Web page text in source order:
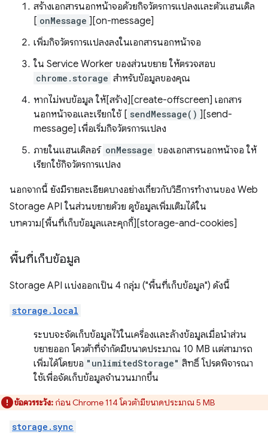
สร้างเอกสารนอกหน้าจอด้วยกิจวัตรการแปลงและตัวแฮนเดิล
[ onMessage ][on-message]
เพิ่มกิจวัตรการแปลงลงในเอกสารนอกหน้าจอ
ใน Service Worker ของส่วนขยาย ให้ตรวจสอบ
chrome.storage สำหรับข้อมูลของคุณ
หากไม่พบข้อมูล ให้[สร้าง][create-offscreen] เอกสาร
นอกหน้าจอและเรียกใช้ [ sendMessage() ][send-
message] เพื่อเริ่มกิจวัตรการแปลง
ภายในแฮนเดิลอร์ onMessage ของเอกสารนอกหน้าจอ ให้
เรียกใช้กิจวัตรการแปลง
นอกจากนี้ ยังมีรายละเอียดบางอย่างเกี่ยวกับวิธีการทำงานของ Web
Storage API ในส่วนขยายด้วย ดูข้อมูลเพิ่มเติมได้ใน
บทความ[พื้นที่เก็บข้อมูลและคุกกี้][storage-and-cookies]
พื้นที่เก็บข้อมูล
Storage API แบ่งออกเป็น 4 กลุ่ม ("พื้นที่เก็บข้อมูล") ดังนี้
storage.local
ระบบจะจัดเก็บข้อมูลไว้ในเครื่องและล้างข้อมูลเมื่อนำส่วน
ขยายออก โควต้าที่จำกัดมีขนาดประมาณ 10 MB แต่สามารถ
เพิ่มได้โดยขอ "unlimitedStorage" สิทธิ์ โปรดพิจารณา
ใช้เพื่อจัดเก็บข้อมูลจำนวนมากขึ้น
ข้อควรระวัง: ก่อน Chrome 114 โควต้ามีขนาดประมาณ 5 MB
storage.sync